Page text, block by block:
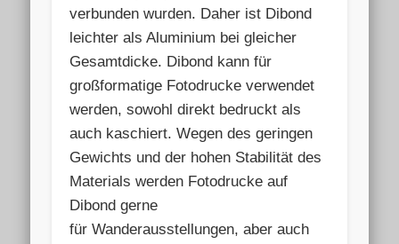
verbunden wurden. Daher ist Dibond
leichter als Aluminium bei gleicher
Gesamtdicke. Dibond kann für
großformatige Fotodrucke verwendet
werden, sowohl direkt bedruckt als
auch kaschiert. Wegen des geringen
Gewichts und der hohen Stabilität des
Materials werden Fotodrucke auf
Dibond gerne
für Wanderausstellungen, aber auch